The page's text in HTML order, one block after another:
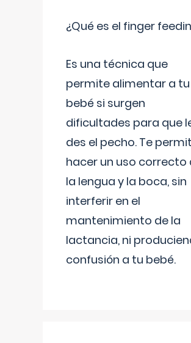
¿Qué es el finger
Es una técnica que
permite alimentar a tu
bebé si surgen
dificultades para que
des el pecho. Te
hacer un uso correcto
la lengua y la boca, sin
interferir en el
mantenimiento de la
lactancia, ni
confusión a tu bebé.